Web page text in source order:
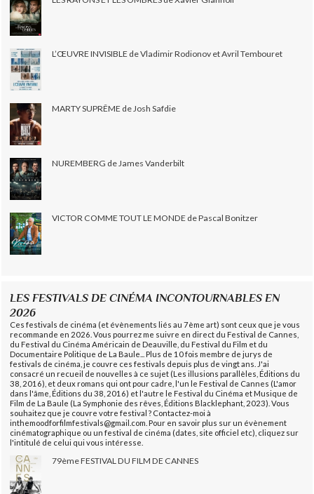
L’ŒUVRE INVISIBLE de Vladimir Rodionov et Avril Tembouret
MARTY SUPRÊME de Josh Safdie
NUREMBERG de James Vanderbilt
VICTOR COMME TOUT LE MONDE de Pascal Bonitzer
LES FESTIVALS DE CINÉMA INCONTOURNABLES EN
2026
Ces festivals de cinéma (et évènements liés au 7ème art) sont ceux que je vous
recommande en 2026. Vous pourrez me suivre en direct du Festival de Cannes,
du Festival du Cinéma Américain de Deauville, du Festival du Film et du
Documentaire Politique de La Baule... Plus de 10 fois membre de jurys de
festivals de cinéma, je couvre ces festivals depuis plus de vingt ans. J'ai
consacré un recueil de nouvelles à ce sujet (Les illusions parallèles, Éditions du
38, 2016), et deux romans qui ont pour cadre, l'un le Festival de Cannes (L'amor
dans l'âme, Éditions du 38, 2016) et l'autre le Festival du Cinéma et Musique de
Film de La Baule (La Symphonie des rêves, Éditions Blacklephant, 2023). Vous
souhaitez que je couvre votre festival ? Contactez-moi à
inthemoodforfilmfestivals@gmail.com. Pour en savoir plus sur un évènement
cinématographique ou un festival de cinéma (dates, site officiel etc), cliquez sur
l'intitulé de celui qui vous intéresse.
79ème FESTIVAL DU FILM DE CANNES